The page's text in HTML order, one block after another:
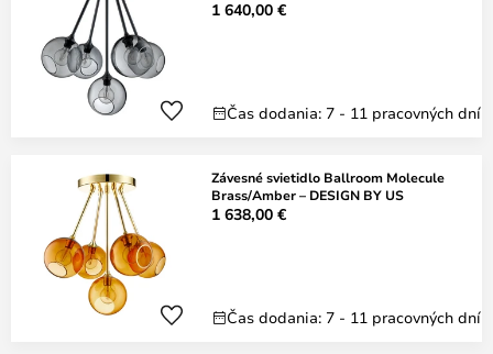
1 640,00 €
Čas dodania: 7 - 11 pracovných dní
Závesné svietidlo Ballroom Molecule
Brass/Amber – DESIGN BY US
1 638,00 €
Čas dodania: 7 - 11 pracovných dní